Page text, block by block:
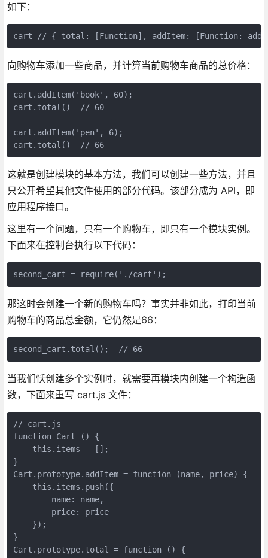
如下：
cart // { total: [Function], addItem: [Function:
向购物车添加一些商品，并计算当前购物车商品的总价格：
cart.addItem('book', 60);
cart.total()  // 60
cart.addItem('pen', 6);
cart.total()  // 66
这就是创建模块的基本方法，我们可以创建一些方法，并且
只公开希望其他文件使用的部分代码。该部分成为 API，即
应用程序接口。
这里有一个问题，只有一个购物车，即只有一个模块实例。
下面来在控制台执行以下代码：
second_cart = require('./cart');
那这时会创建一个新的购物车吗？事实并非如此，打印当前
购物车的商品总金额，它仍然是66：
second_cart.total();  // 66
当我们㤇创建多个实例时，就需要再模块内创建一个构造函
数，下面来重写 cart.js 文件：
// cart.js
function Cart () {
    this.items = [];
}
Cart.prototype.addItem = function (name, price) {
    this.items.push({
        name: name,
        price: price
    });
}
Cart.prototype.total = function () {